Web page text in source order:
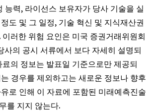
능력, 라이선스 보유자가 당사 기술을 실
도 및 그 일정, 기술 혁신 및 지식재산권
이러한 위험 요인은 미국 증권거래위원회
사의 공시 서류에서 보다 자세히 설명되
료의 정보는 발표일 기준으로만 제공되
경우를 제외하고는 새로운 정보나 향후
로 인해 이 자료에 포함된 미래예측진술
를 지지 않는다.